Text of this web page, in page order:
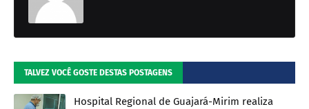
TALVEZ VOCÊ GOSTE DESTAS POSTAGENS
Hospital Regional de Guajará-Mirim realiza